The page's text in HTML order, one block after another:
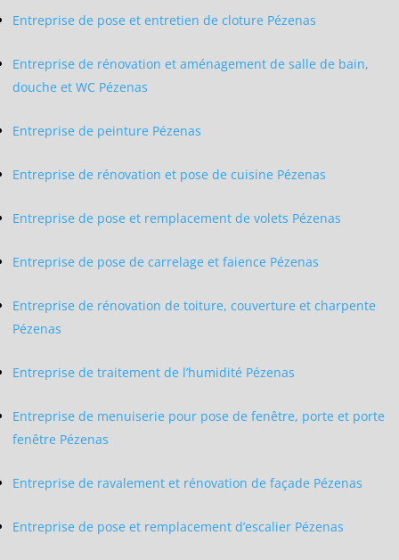
Entreprise de pose et entretien de cloture Pézenas
Entreprise de rénovation et aménagement de salle de bain,
douche et WC Pézenas
Entreprise de peinture Pézenas
Entreprise de rénovation et pose de cuisine Pézenas
Entreprise de pose et remplacement de volets Pézenas
Entreprise de pose de carrelage et faience Pézenas
Entreprise de rénovation de toiture, couverture et charpente
Pézenas
Entreprise de traitement de l’humidité Pézenas
Entreprise de menuiserie pour pose de fenêtre, porte et porte
fenêtre Pézenas
Entreprise de ravalement et rénovation de façade Pézenas
Entreprise de pose et remplacement d’escalier Pézenas